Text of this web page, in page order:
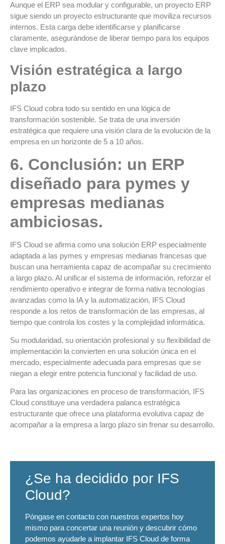
Aunque el ERP sea modular y configurable, un proyecto ERP
sigue siendo un proyecto estructurante que moviliza recursos
internos. Esta carga debe identificarse y planificarse
claramente, asegurándose de liberar tiempo para los equipos
clave implicados.
Visión estratégica a largo
plazo
IFS Cloud cobra todo su sentido en una lógica de
transformación sostenible. Se trata de una inversión
estratégica que requiere una visión clara de la evolución de la
empresa en un horizonte de 5 a 10 años.
6. Conclusión: un ERP
diseñado para pymes y
empresas medianas
ambiciosas.
IFS Cloud se afirma como una solución ERP especialmente
adaptada a las pymes y empresas medianas francesas que
buscan una herramienta capaz de acompañar su crecimiento
a largo plazo. Al unificar el sistema de información, reforzar el
rendimiento operativo e integrar de forma nativa tecnologías
avanzadas como la IA y la automatización, IFS Cloud
responde a los retos de transformación de las empresas, al
tiempo que controla los costes y la complejidad informática.
Su modularidad, su orientación profesional y su flexibilidad de
implementación la convierten en una solución única en el
mercado, especialmente adecuada para empresas que se
niegan a elegir entre potencia funcional y facilidad de uso.
Para las organizaciones en proceso de transformación, IFS
Cloud constituye una verdadera palanca estratégica
estructurante que ofrece una plataforma evolutiva capaz de
acompañar a la empresa a largo plazo sin frenar su desarrollo.
¿Se ha decidido por IFS
Cloud?
Póngase en contacto con nuestros expertos hoy
mismo para concertar una reunión y descubrir cómo
podemos ayudarle a implantar IFS Cloud de forma